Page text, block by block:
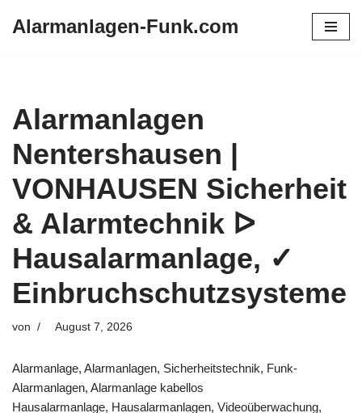
Alarmanlagen-Funk.com
Alarmanlagen
Nentershausen |
VONHAUSEN Sicherheit
& Alarmtechnik ᐅ
Hausalarmanlage, ✓
Einbruchschutzsysteme
von August 7, 2026
Alarmanlage, Alarmanlagen, Sicherheitstechnik, Funk-
Alarmanlagen, Alarmanlage kabellos
Hausalarmanlage, Hausalarmanlagen, Videoüberwachung,